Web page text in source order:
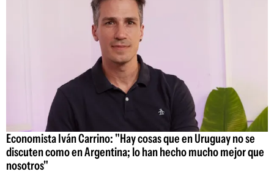
Economista Iván Carrino: "Hay cosas que en Uruguay no se
discuten como en Argentina; lo han hecho mucho mejor que
nosotros"